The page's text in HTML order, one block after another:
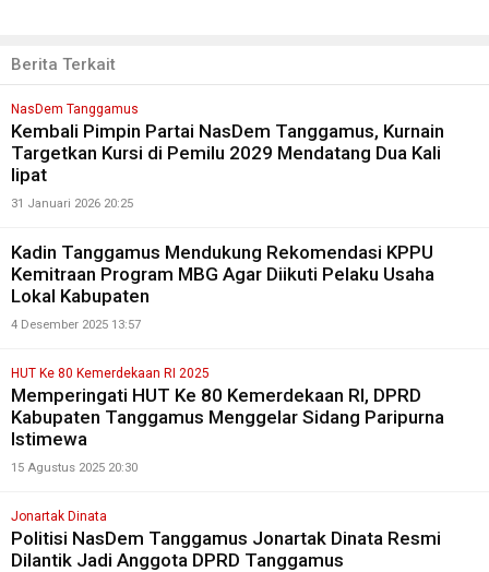
Berita Terkait
NasDem Tanggamus
Kembali Pimpin Partai NasDem Tanggamus, Kurnain
Targetkan Kursi di Pemilu 2029 Mendatang Dua Kali
lipat
31 Januari 2026 20:25
Kadin Tanggamus Mendukung Rekomendasi KPPU
Kemitraan Program MBG Agar Diikuti Pelaku Usaha
Lokal Kabupaten
4 Desember 2025 13:57
HUT Ke 80 Kemerdekaan RI 2025
Memperingati HUT Ke 80 Kemerdekaan RI, DPRD
Kabupaten Tanggamus Menggelar Sidang Paripurna
Istimewa
15 Agustus 2025 20:30
Jonartak Dinata
Politisi NasDem Tanggamus Jonartak Dinata Resmi
Dilantik Jadi Anggota DPRD Tanggamus